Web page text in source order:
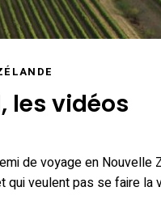
les vidéos
de voyage en Nouvelle
veulent pas se faire la